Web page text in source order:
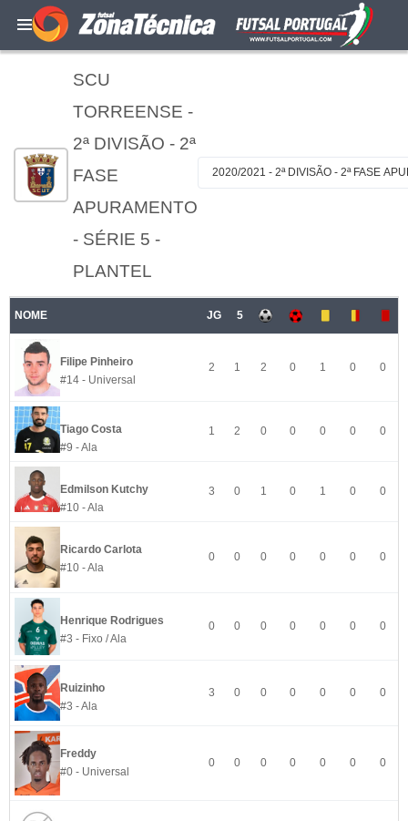
SCU
TORREENSE -
2ª DIVISÃO - 2ª
FASE
APURAMENTO
- SÉRIE 5 -
PLANTEL
2020/2021 - 2ª DIVISÃO - 2ª FASE
NOME JG 5
Filipe Pinheiro
#14 - Universal
2 1 2 0 1 0 0
Tiago Costa
#9 - Ala
1 2 0 0 0 0 0
Edmilson Kutchy
#10 - Ala
3 0 1 0 1 0 0
Ricardo Carlota
#10 - Ala
0 0 0 0 0 0 0
Henrique Rodrigues
#3 - Fixo / Ala
0 0 0 0 0 0 0
Ruizinho
#3 - Ala
3 0 0 0 0 0 0
Freddy
#0 - Universal
0 0 0 0 0 0 0